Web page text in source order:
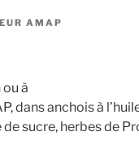
AMAP
à
dans anchois à
sucre, herbes de